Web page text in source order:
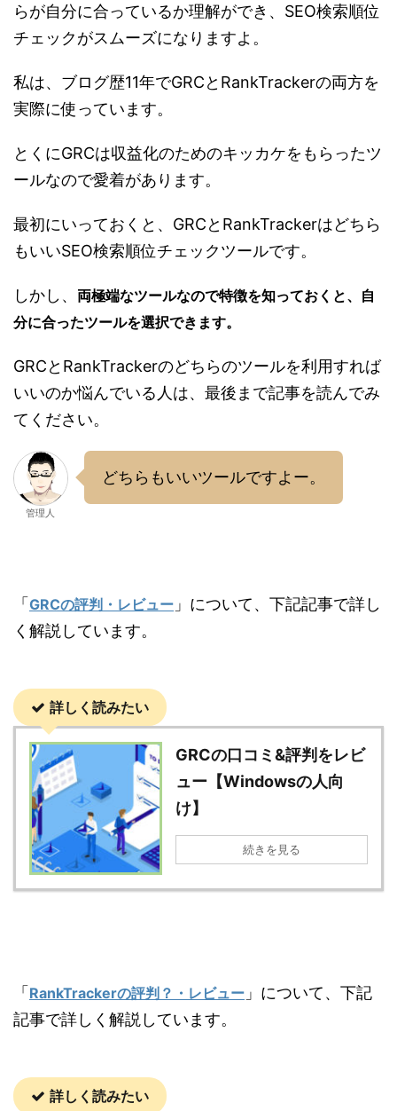
らが自分に合っているか理解ができ、SEO検索順位
チェックがスムーズになりますよ。
私は、ブログ歴11年でGRCとRankTrackerの両方を
実際に使っています。
とくにGRCは収益化のためのキッカケをもらったツ
ールなので愛着があります。
最初にいっておくと、GRCとRankTrackerはどちら
もいいSEO検索順位チェックツールです。
しかし、 両極端なツールなので特徴を知っておくと、自
分に合ったツールを選択できます。
GRCとRankTrackerのどちらのツールを利用すれば
いいのか悩んでいる人は、最後まで記事を読んでみ
てください。
管理人
どちらもいいツールですよー。
「 GRCの評判・レビュー 」について、下記記事で詳し
く解説しています。
詳しく読みたい
GRCの口コミ&評判をレビ
ュー【Windowsの人向
け】
続きを見る
「 RankTrackerの評判？・レビュー 」について、下記
記事で詳しく解説しています。
詳しく読みたい